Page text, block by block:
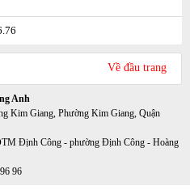
Về đầu trang
Anh
Kim Giang, Phường Kim Giang, Quận
Định Công - phường Định Công - Hoàng
96